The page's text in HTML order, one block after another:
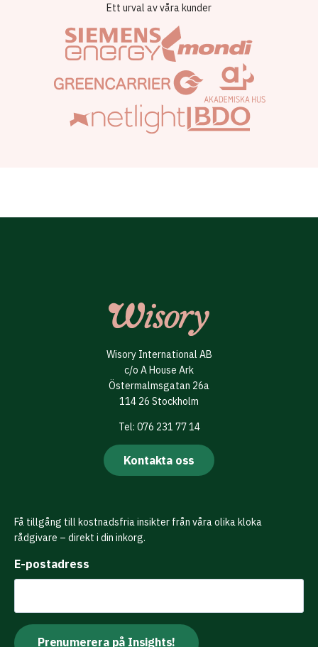
Ett urval av våra kunder
Wisory International AB
c/o A House Ark
Östermalmsgatan 26a
114 26 Stockholm
Tel: 076 231 77 14
Kontakta oss
Få tillgång till kostnadsfria insikter från våra olika kloka
rådgivare – direkt i din inkorg.
E-postadress